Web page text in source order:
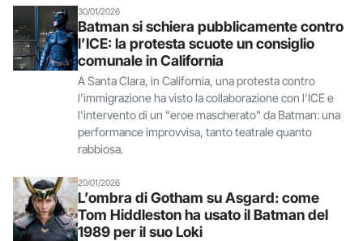
30/01/2026
Batman si schiera pubblicamente contro
l’ICE: la protesta scuote un consiglio
comunale in California
A Santa Clara, in California, una protesta contro
l'immigrazione ha visto la collaborazione con l'ICE e
l'intervento di un "eroe mascherato" da Batman: una
performance improvvisa, tanto teatrale quanto
rabbiosa.
20/01/2026
L’ombra di Gotham su Asgard: come
Tom Hiddleston ha usato il Batman del
1989 per il suo Loki